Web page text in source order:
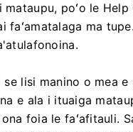
mataupu, poʻo le
faʻamatalaga ma
lisi manino o mea e
e ala i ituaiga
foia le faʻafitauli.